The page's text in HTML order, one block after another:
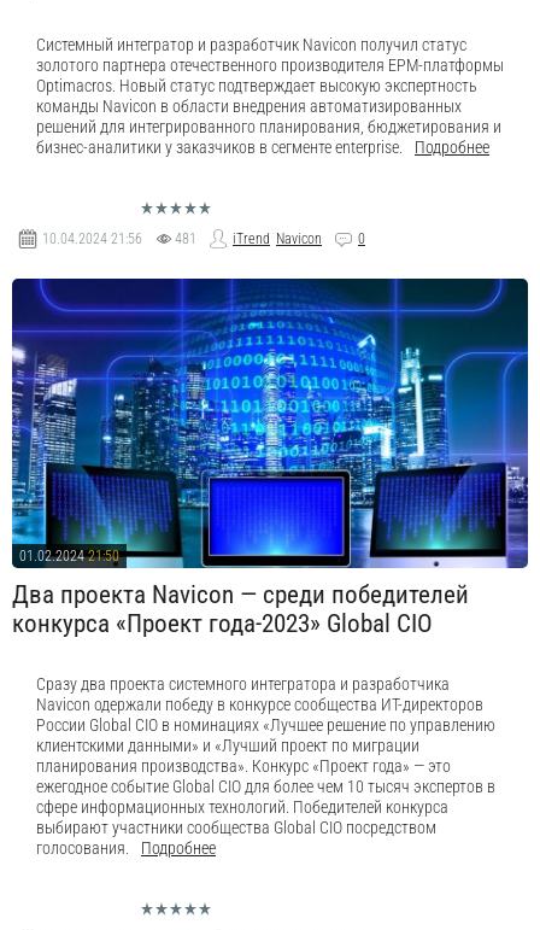
Системный интегратор и разработчик Navicon получил статус
золотого партнера отечественного производителя EPM-платформы
Optimacros. Новый статус подтверждает высокую экспертность
команды Navicon в области внедрения автоматизированных
решений для интегрированного планирования, бюджетирования и
бизнес-аналитики у заказчиков в сегменте enterprise.
Подробнее
10.04.2024 21:56 481 iTrend Navicon 0
01.02.2024 21:50
Два проекта Navicon — среди победителей
конкурса «Проект года-2023» Global CIO
Сразу два проекта системного интегратора и разработчика
Navicon одержали победу в конкурсе сообщества ИТ-директоров
России Global CIO в номинациях «Лучшее решение по управлению
клиентскими данными» и «Лучший проект по миграции
планирования производства». Конкурс «Проект года» — это
ежегодное событие Global CIO для более чем 10 тысяч экспертов в
сфере информационных технологий. Победителей конкурса
выбирают участники сообщества Global CIO посредством
голосования.
Подробнее